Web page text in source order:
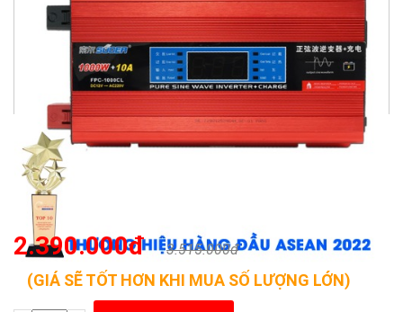
2.390.000đ 3.515.000đ
(GIÁ SẼ TỐT HƠN KHI MUA SỐ LƯỢNG LỚN)